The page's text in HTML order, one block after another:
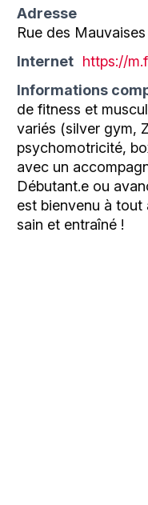
Adresse
Rue des
Internet https://
Informations
de fitness et
variés (silver gym,
psychomotricité,
avec un
Débutant.e ou
est bienvenu à
sain et entraîné !